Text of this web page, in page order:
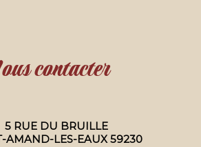
contacter
5 RUE DU BRUILLE
AMAND-LES-EAUX 59230